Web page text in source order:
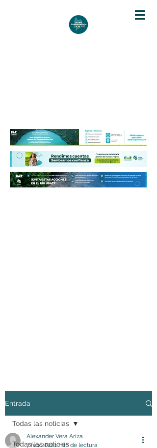
Entrada
Todas las noticias
Todas las noticias
Alexander Vera Ariza
7 feb 20221 min de lectura